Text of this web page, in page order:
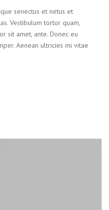
senectus et netus et
Vestibulum tortor quam,
sit amet, ante. Donec eu
Aenean ultricies mi vitae